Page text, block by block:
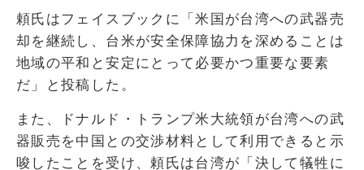
頼氏はフェイスブックに「米国が台湾への武器売
却を継続し、台米が安全保障協力を深めることは
地域の平和と安定にとって必要かつ重要な要素
だ」と投稿した。
また、ドナルド・トランプ米大統領が台湾への武
器販売を中国との交渉材料として利用できると示
唆したことを受け、頼氏は台湾が「決して犠牲に